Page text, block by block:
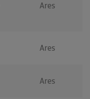
Ares
Ares
Ares